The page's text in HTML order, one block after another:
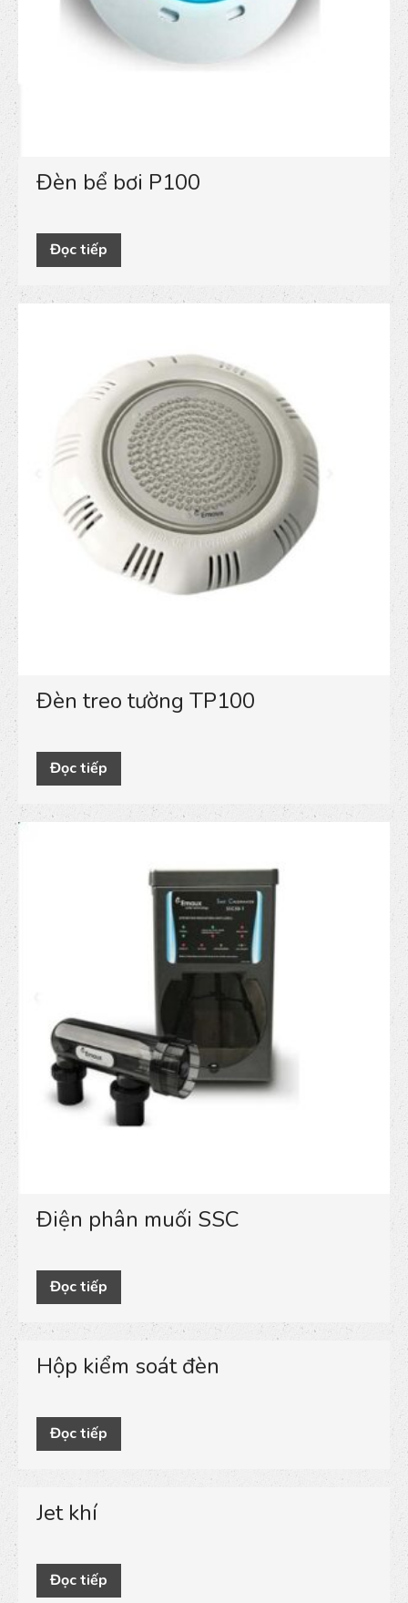
Đèn bể bơi P100
Đọc tiếp
Đèn treo tường TP100
Đọc tiếp
Điện phân muối SSC
Đọc tiếp
Hộp kiểm soát đèn
Đọc tiếp
Jet khí
Đọc tiếp